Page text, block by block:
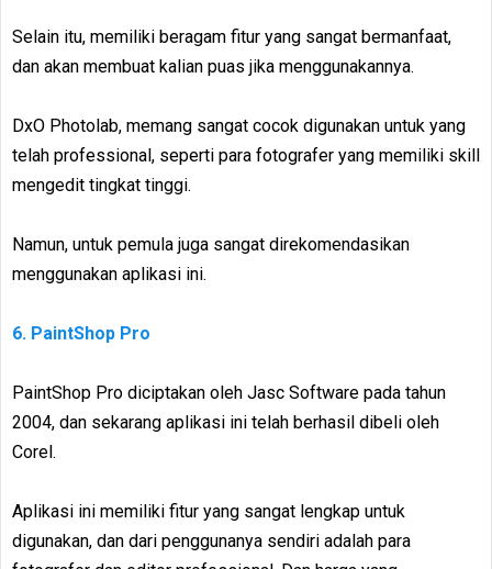
Selain itu, memiliki beragam fitur yang sangat bermanfaat,
dan akan membuat kalian puas jika menggunakannya.
DxO Photolab, memang sangat cocok digunakan untuk yang
telah professional, seperti para fotografer yang memiliki skill
mengedit tingkat tinggi.
Namun, untuk pemula juga sangat direkomendasikan
menggunakan aplikasi ini.
6. PaintShop Pro
PaintShop Pro diciptakan oleh Jasc Software pada tahun
2004, dan sekarang aplikasi ini telah berhasil dibeli oleh
Corel.
Aplikasi ini memiliki fitur yang sangat lengkap untuk
digunakan, dan dari penggunanya sendiri adalah para